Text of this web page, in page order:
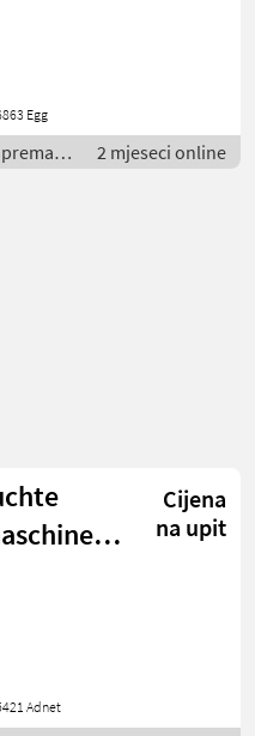
Egg
/
2 mjeseci online
Cijena
na upit
Adnet